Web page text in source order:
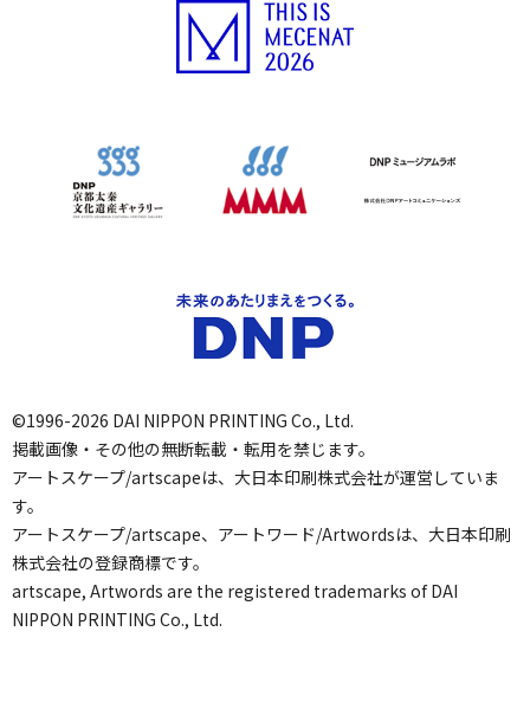
©1996-2026 DAI NIPPON PRINTING Co., Ltd.
掲載画像・その他の無断転載・転用を禁じます。
アートスケープ/artscapeは、大日本印刷株式会社が運営していま
す。
アートスケープ/artscape、アートワード/Artwordsは、大日本印刷
株式会社の登録商標です。
artscape, Artwords are the registered trademarks of DAI
NIPPON PRINTING Co., Ltd.